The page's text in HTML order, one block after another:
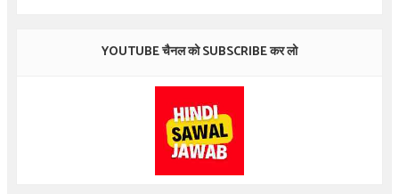
YOUTUBE चैनल को SUBSCRIBE कर लो